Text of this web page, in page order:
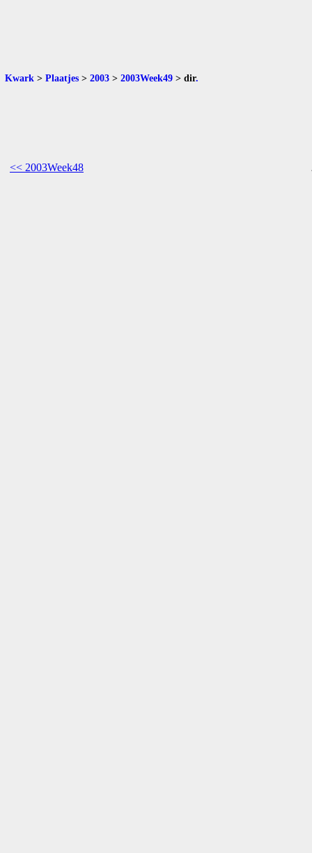
Kwark > Plaatjes > 2003 > 2003Week49 > dir.
<< 2003Week48